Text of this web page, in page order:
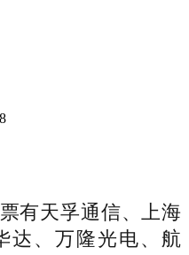
天孚通信、上海
达、万隆光电、航